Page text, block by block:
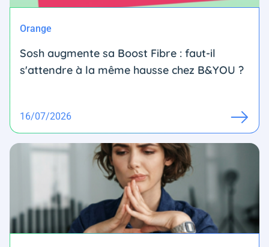
Orange
Sosh augmente sa Boost Fibre : faut-il
s'attendre à la même hausse chez B&YOU ?
16/07/2026